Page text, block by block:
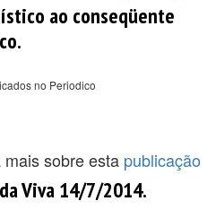
ao conseqüente
no Periodico
mais sobre esta publicação
Viva 14/7/2014.